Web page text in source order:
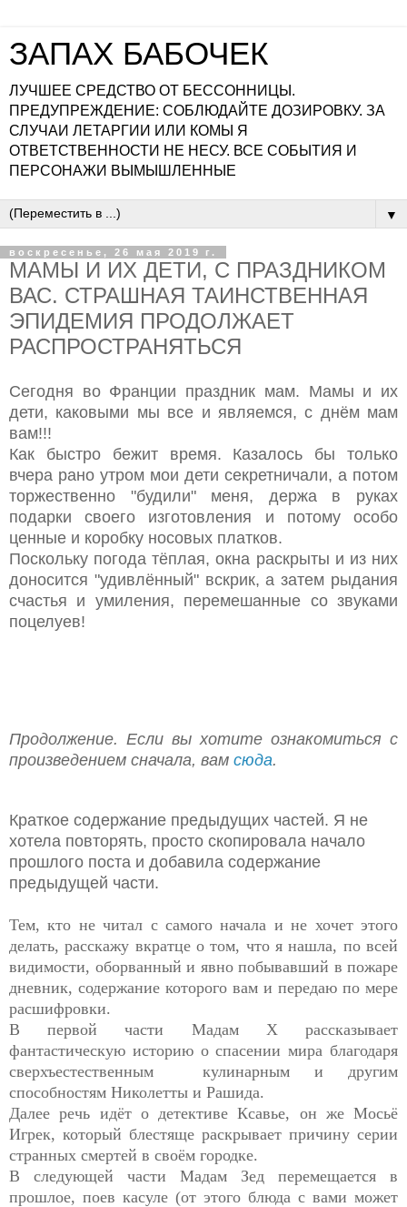
ЗАПАХ БАБОЧЕК
ЛУЧШЕЕ СРЕДСТВО ОТ БЕССОННИЦЫ.
ПРЕДУПРЕЖДЕНИЕ: СОБЛЮДАЙТЕ ДОЗИРОВКУ. ЗА
СЛУЧАИ ЛЕТАРГИИ ИЛИ КОМЫ Я
ОТВЕТСТВЕННОСТИ НЕ НЕСУ. ВСЕ СОБЫТИЯ И
ПЕРСОНАЖИ ВЫМЫШЛЕННЫЕ
▼
воскресенье, 26 мая 2019 г.
МАМЫ И ИХ ДЕТИ, С ПРАЗДНИКОМ
ВАС. СТРАШНАЯ ТАИНСТВЕННАЯ
ЭПИДЕМИЯ ПРОДОЛЖАЕТ
РАСПРОСТРАНЯТЬСЯ
Сегодня во Франции праздник мам. Мамы и их
дети, каковыми мы все и являемся, с днём мам
вам!!!
Как быстро бежит время. Казалось бы только
вчера рано утром мои дети секретничали, а потом
торжественно "будили" меня, держа в руках
подарки своего изготовления и потому особо
ценные и коробку носовых платков.
Поскольку погода тёплая, окна раскрыты и из них
доносится "удивлённый" вскрик, а затем рыдания
счастья и умиления, перемешанные со звуками
поцелуев!
Продолжение. Если вы хотите ознакомиться с
произведением сначала, вам сюда.
Краткое содержание предыдущих частей. Я не
хотела повторять, просто скопировала начало
прошлого поста и добавила содержание
предыдущей части.
Тем, кто не читал с самого начала и не хочет этого
делать, расскажу вкратце о том, что я нашла, по всей
видимости, оборванный и явно побывавший в пожаре
дневник, содержание которого вам и передаю по мере
расшифровки.
В первой части Мадам Х рассказывает
фантастическую историю о спасении мира благодаря
сверхъестественным кулинарным и другим
способностям Николетты и Рашида.
Далее речь идёт о детективе Ксавье, он же Мосьё
Игрек, который блестяще раскрывает причину серии
странных смертей в своём городке.
В следующей части Мадам Зед перемещается в
прошлое, поев касуле (от этого блюда с вами может